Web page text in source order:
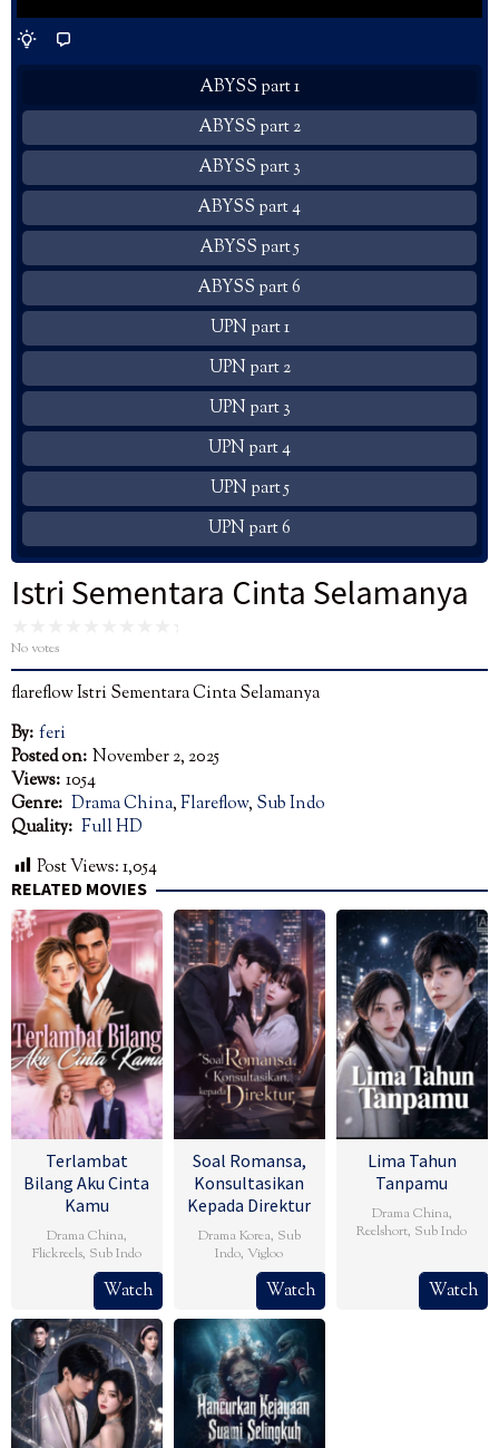
ABYSS part 1
ABYSS part 2
ABYSS part 3
ABYSS part 4
ABYSS part 5
ABYSS part 6
UPN part 1
UPN part 2
UPN part 3
UPN part 4
UPN part 5
UPN part 6
Istri Sementara Cinta Selamanya
No votes
flareflow Istri Sementara Cinta Selamanya
By: feri
Posted on: November 2, 2025
Views: 1054
Genre: Drama China,Flareflow, Sub Indo
Quality: Full HD
Post Views:1,054
RELATED MOVIES
Terlambat
Bilang Aku Cinta
Kamu
Drama China,
Flickreels, Sub Indo
Watch
Soal Romansa,
Konsultasikan
Kepada Direktur
Drama Korea, Sub
Indo,Vigloo
Watch
Lima Tahun
Tanpamu
Drama China,
Reelshort, Sub Indo
Watch